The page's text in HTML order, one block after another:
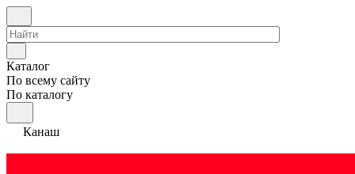
Каталог
По всему сайту
По каталогу
Канаш